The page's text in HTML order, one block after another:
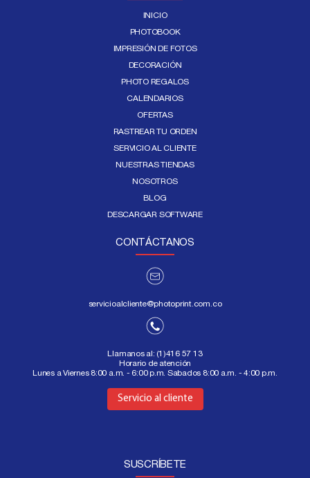
INICIO
PHOTOBOOK
IMPRESIÓN DE FOTOS
DECORACIÓN
PHOTO REGALOS
CALENDARIOS
OFERTAS
RASTREAR TU ORDEN
SERVICIO AL CLIENTE
NUESTRAS TIENDAS
NOSOTROS
BLOG
DESCARGAR SOFTWARE
CONTÁCTANOS
servicioalcliente@photoprint.com.co
Llamanos al: (1)416 57 13
Horario de atención
Lunes a Viernes 8:00 a.m. - 6:00 p.m. Sabados 8:00 a.m. - 4:00 p.m.
Servicio al cliente
Aquí
SUSCRÍBETE